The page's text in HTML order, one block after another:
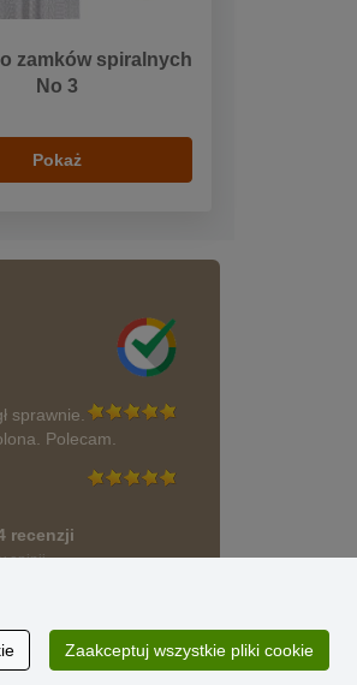
zamków spiralnych
No 3
Pokaż
sprawnie.
Polecam.
recenzji
opinii
Zaakceptuj wszystkie pliki cookie